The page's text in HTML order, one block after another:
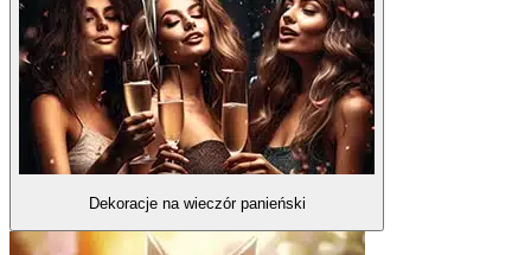
Dekoracje na wieczór panieński